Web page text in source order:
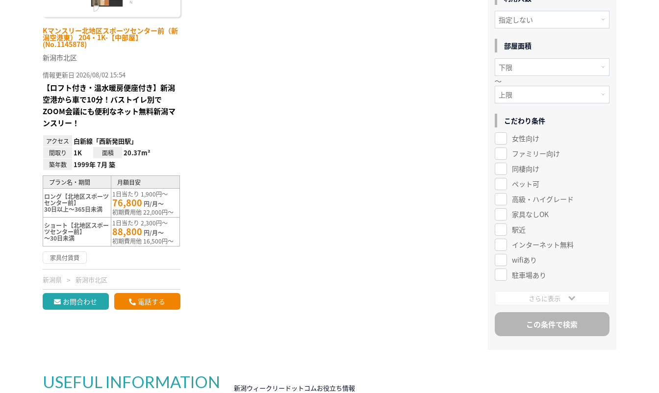
Kマンスリー北地区スポーツセンター前（新
潟空港東） 204・1K-【中部屋】
(No.1145878)
新潟市北区
情報更新日 2026/08/02 15:54
【ロフト付き・温水暖房便座付き】新潟
空港から車で10分！バストイレ別で
ZOOM会議にも便利なネット無料新潟マ
ンスリー！
アクセス 白新線「西新発田駅」
間取り 1K 面積 20.37m²
築年数 1999年 7月 築
プラン名・期間
月額目安
ロング【北地区スポーツ
センター前】
30日以上～365日未満
1日当たり 1,900円～
76,800 円/月～
初期費用他 22,000円～
ショート【北地区スポー
ツセンター前】
～30日未満
1日当たり 2,300円～
88,800 円/月～
初期費用他 16,500円～
家具付賃貸
新潟県 新潟市北区
お問合わせ 電話する
部屋面積
～
こだわり条件
女性向け
ファミリー向け
同棲向け
ペット可
高級・ハイグレード
家具なしOK
駅近
インターネット無料
wifiあり
駐車場あり
さらに表示
USEFUL INFORMATION 新潟ウィークリードットコムお役立ち情報